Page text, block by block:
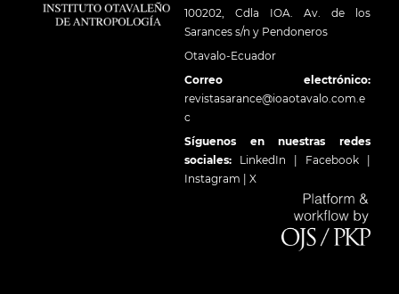
100202, Cdla IOA. Av. de los
Sarances s/n y Pendoneros
Otavalo-Ecuador
Correo electrónico:
revistasarance@ioaotavalo.com.e
c
Síguenos en nuestras redes
sociales: LinkedIn Facebook
Instagram
X